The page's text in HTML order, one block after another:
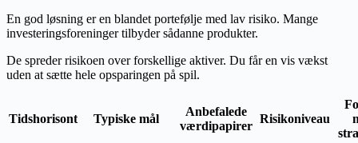
En god løsning er en blandet portefølje med lav risiko. Mange
investeringsforeninger tilbyder sådanne produkter.
De spreder risikoen over forskellige aktiver. Du får en vis vækst
uden at sætte hele opsparingen på spil.
Tidshorisont Typiske mål
Anbefalede
værdipapirer
Risikoniveau